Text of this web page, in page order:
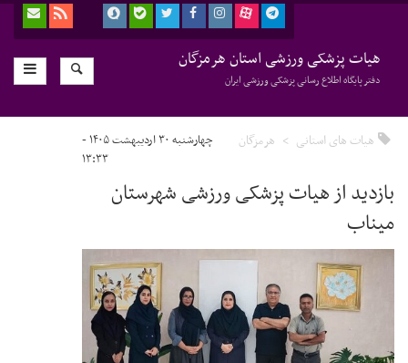
هیات پزشکی ورزشی استان هرمزگان
دفتر پایگاه اطلاع رسانی پزشکی ورزشی ایران
هیات های استانی هرمزگان
چهارشنبه ۳۰ اردیبهشت ۱۴۰۵ -
۱۳:۳۳
بازدید از هیات پزشکی ورزشی شهرستان
میناب